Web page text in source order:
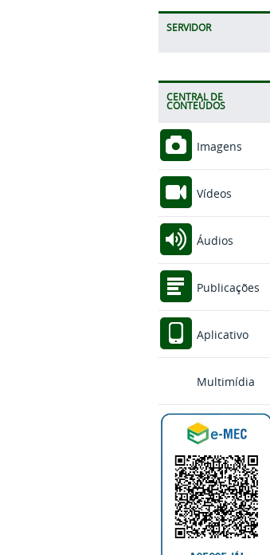
SERVIDOR
CENTRAL DE
CONTEÚDOS
Imagens
Vídeos
Áudios
Publicações
Aplicativo
Multimídia